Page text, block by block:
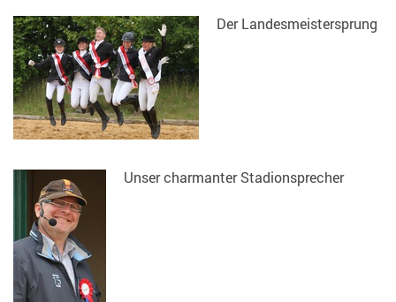
Der Landesmeistersprung
Unser charmanter Stadionsprecher